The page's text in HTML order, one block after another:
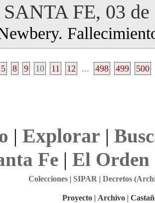
SANTA FE, 03
5 8 9 10 11 12 ... 498 499 500
| Explorar |
Fe| El Orden
Colecciones| SIPAR | Decretos
Proyecto | Archivo |